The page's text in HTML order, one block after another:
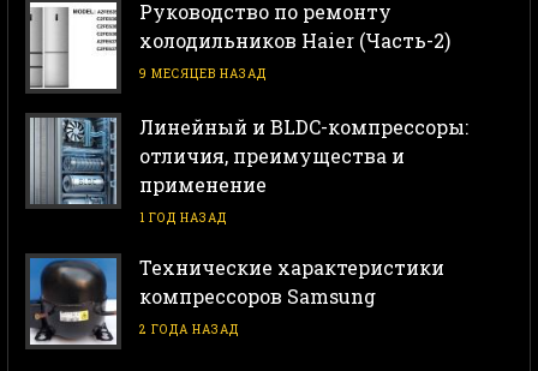
Руководство по ремонту
холодильников Haier (Часть-2)
9 МЕСЯЦЕВ НАЗАД
Линейный и BLDC-компрессоры:
отличия, преимущества и
применение
1 ГОД НАЗАД
Технические характеристики
компрессоров Samsung
2 ГОДА НАЗАД